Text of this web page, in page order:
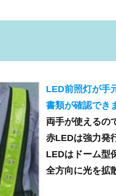
LED前照灯が手
書類が確認でき
両手が使えるの
赤LEDは強力発
LEDはドーム型
全方向に光を拡